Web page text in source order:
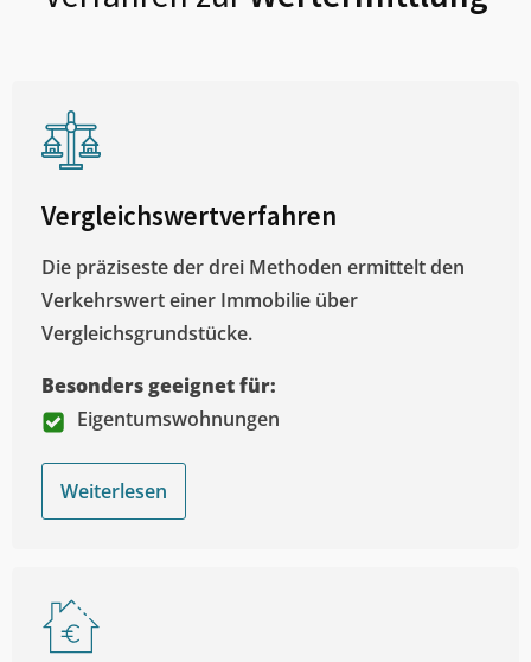
Vergleichswertverfahren
Die präziseste der drei Methoden ermittelt den
Verkehrswert einer Immobilie über
Vergleichsgrundstücke.
Besonders geeignet für:
Eigentumswohnungen
Weiterlesen